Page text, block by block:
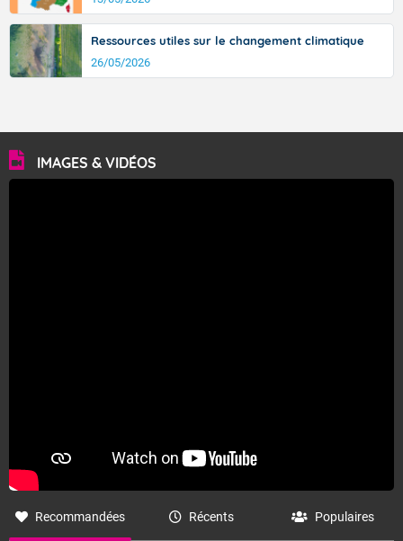
Ressources utiles sur le changement climatique
26/05/2026
IMAGES & VIDÉOS
Recommandées Récents Populaires